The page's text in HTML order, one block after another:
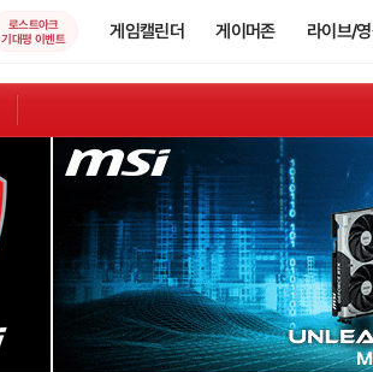
로스트아크
기대평 이벤트
게임캘린더 게이머존 라이브/